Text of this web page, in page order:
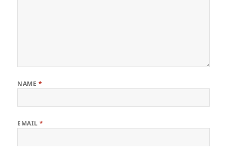
NAME *
EMAIL*